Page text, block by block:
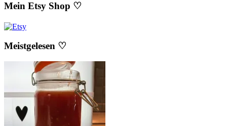
Mein Etsy Shop ♡
Meistgelesen ♡